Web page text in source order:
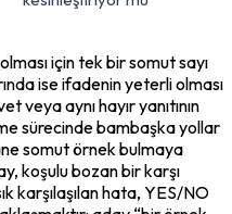
için tek bir somut sayı
ise ifadenin yeterli olması
veya aynı hayır yanıtının
sürecinde bambaşka yollar
somut örnek bulmaya
koşulu bozan bir karşı
karşılaşılan hata, YES/NO